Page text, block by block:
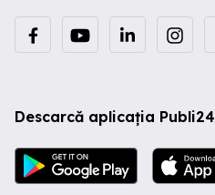
Descarcă aplicația Publi24